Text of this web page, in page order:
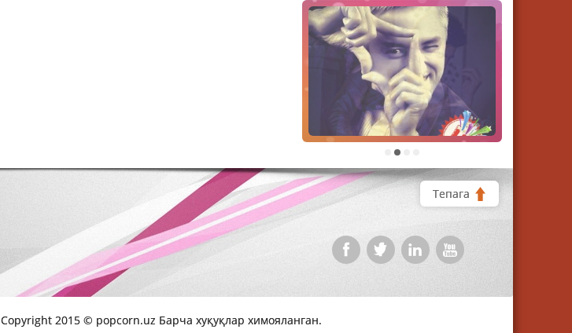
2
Тепага
Copyright 2015 © popcorn.uz Барча хуқуқлар химояланган.